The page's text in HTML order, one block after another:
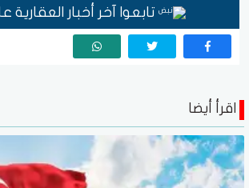
تابعوا آخر أخبار
اقرأ أيضا